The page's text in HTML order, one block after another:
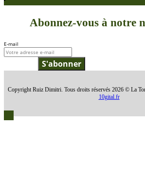
Abonnez-vous à notre
E-mail
S'abonner
Copyright Ruiz Dimitri. Tous droits réservés 2026 © La
10gital.fr